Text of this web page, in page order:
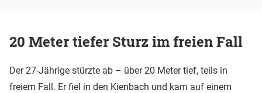
20 Meter tiefer Sturz im freien Fall
Der 27-Jährige stürzte ab – über 20 Meter tief, teils in
freiem Fall. Er fiel in den Kienbach und kam auf einem